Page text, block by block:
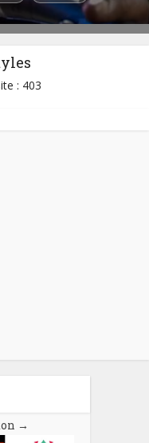
: 403
→